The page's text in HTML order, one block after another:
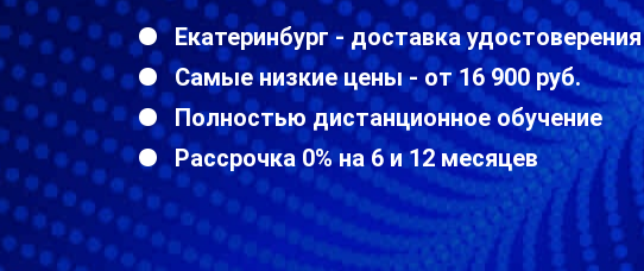
Екатеринбург - доставка
Самые низкие цены - от 16 900 руб.
Полностью дистанционное обучение
Рассрочка 0% на 6 и 12 месяцев